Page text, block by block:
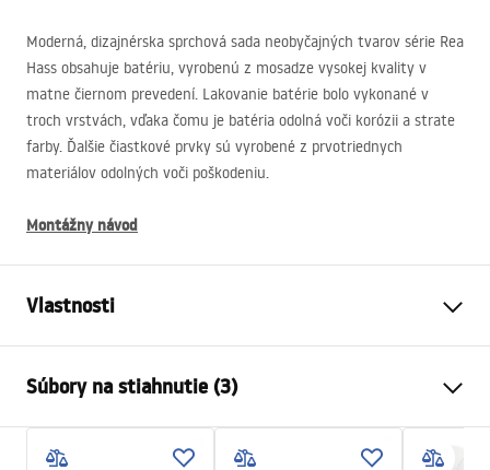
Moderná, dizajnérska sprchová sada neobyčajných tvarov série Rea
Hass obsahuje batériu, vyrobenú z mosadze vysokej kvality v
matne čiernom prevedení. Lakovanie batérie bolo vykonané v
troch vrstvách, vďaka čomu je batéria odolná voči korózii a strate
farby. Ďalšie čiastkové prvky sú vyrobené z prvotriednych
materiálov odolných voči poškodeniu.
Montážny návod
Vlastnosti
Materiál
Typ batérie
Páková
Súbory na stiahnutie (3)
Bezpečnostné informácie